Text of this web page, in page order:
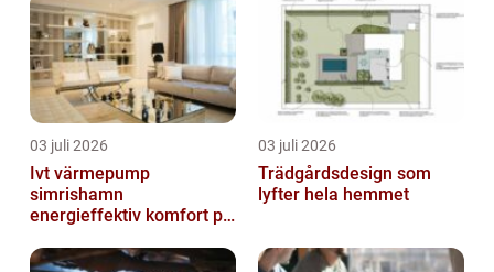
03 juli 2026
Ivt värmepump
simrishamn
energieffektiv komfort på
03 juli 2026
Trädgårdsdesign som
lyfter hela hemmet